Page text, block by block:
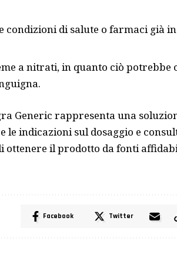
di salute o farmaci già in
a nitrati, in quanto ciò potrebbe
Generic rappresenta una
le indicazioni sul dosaggio e
ottenere il prodotto da fonti
Facebook Twitter